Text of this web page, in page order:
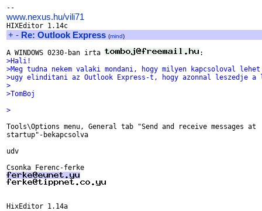
www.nexus.hu/vili71
+ - Re: Outlook Express (mind)
A WINDOWS 0230-ban irta
>Hali!
>Meg tudna nekem valaki mondani, hogy milyen kapcsoloval lehet
>ugy elinditani az Outlook Express-t, hogy azonnal leszedje a
>
>TomBoj
>
Tools\Options menu, General tab "Send and receive messages at
startup"-bekapcsolva
udv
HixEditor 1.14a